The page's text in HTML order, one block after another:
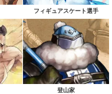
フィギュアスケート選手
登山家